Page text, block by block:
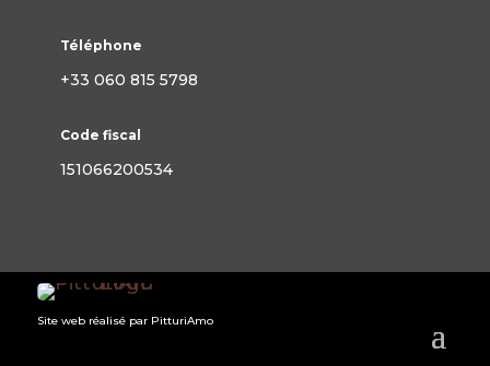
Téléphone
+33 060 815 5798
Code fiscal
151066200534
Site web réalisé par PitturiAmo